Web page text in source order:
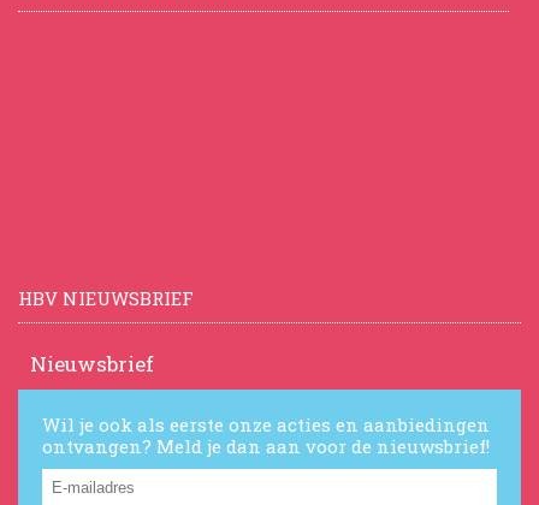
HBV NIEUWSBRIEF
Nieuwsbrief
Wil je ook als eerste onze acties en aanbiedingen
ontvangen? Meld je dan aan voor de nieuwsbrief!